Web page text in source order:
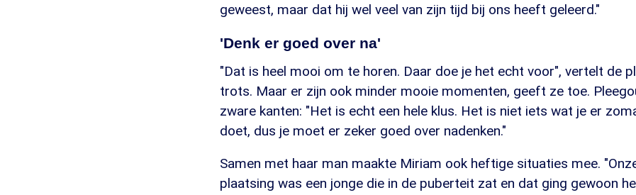
geweest, maar dat hij wel veel van zijn tijd bij ons heeft geleerd."
'Denk er goed over na'
"Dat is heel mooi om te horen. Daar doe je het echt voor", vertelt de
trots. Maar er zijn ook minder mooie momenten, geeft ze toe.
zware kanten: "Het is echt een hele klus. Het is niet iets wat je er
doet, dus je moet er zeker goed over nadenken."
Samen met haar man maakte Miriam ook heftige situaties mee.
plaatsing was een jonge die in de puberteit zat en dat ging gewoon